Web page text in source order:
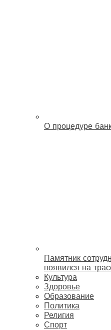
О процедуре
Памятник
появился на
Культура
Здоровье
Образование
Политика
Религия
Спорт